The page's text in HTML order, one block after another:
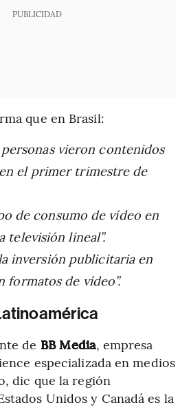
PUBLICIDAD
que en Brasil:
personas vieron contenidos
el primer trimestre de
de consumo de vídeo en
televisión lineal”.
inversión publicitaria en
formatos de vídeo”.
de BB Media, empresa
especializada en medios
dic que la región
Unidos y Canadá es la